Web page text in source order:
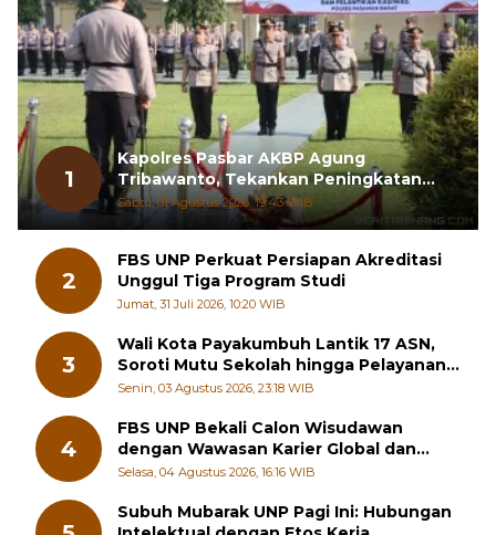
1
Kapolres Pasbar AKBP Agung
Tribawanto, Tekankan Peningkatan
Pelayanan dan Sinergi dengan
Masyarakat
Sabtu, 01 Agustus 2026, 19:43 WIB
2
FBS UNP Perkuat Persiapan Akreditasi
Unggul Tiga Program Studi
Jumat, 31 Juli 2026, 10:20 WIB
3
Wali Kota Payakumbuh Lantik 17 ASN,
Soroti Mutu Sekolah hingga Pelayanan
RSUD
Senin, 03 Agustus 2026, 23:18 WIB
4
FBS UNP Bekali Calon Wisudawan
dengan Wawasan Karier Global dan
Kewirausahaan Kreatif
Selasa, 04 Agustus 2026, 16:16 WIB
Subuh Mubarak UNP Pagi Ini: Hubungan